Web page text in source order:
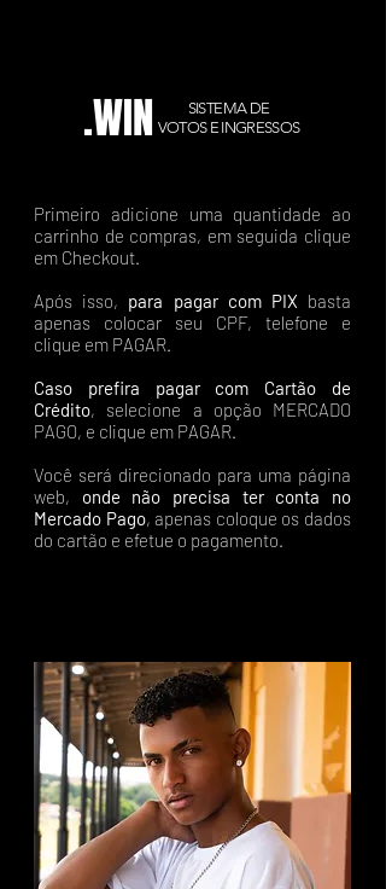
.WIN
SISTEMA DE
VOTOS E INGRESSOS
Primeiro adicione uma quantidade ao
carrinho de compras, em seguida clique
em Checkout.
Após isso, para pagar com PIX basta
apenas colocar seu CPF, telefone e
clique em PAGAR.
Caso prefira pagar com Cartão de
Crédito, selecione a opção MERCADO
PAGO, e clique em PAGAR.
Você será direcionado para uma página
web, onde não precisa ter conta no
Mercado Pago, apenas coloque os dados
do cartão e efetue o pagamento.